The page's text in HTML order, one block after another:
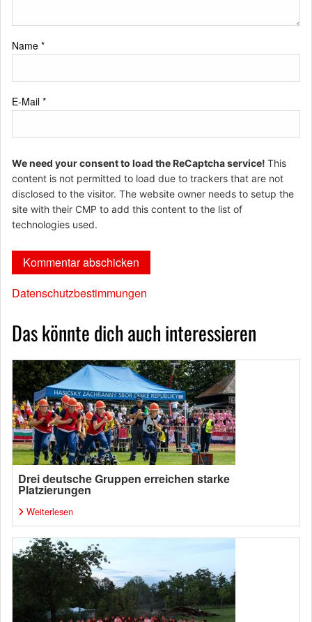
Name *
E-Mail *
We need your consent to load the ReCaptcha service! This
content is not permitted to load due to trackers that are not
disclosed to the visitor. The website owner needs to setup the
site with their CMP to add this content to the list of
technologies used.
Datenschutzbestimmungen
Das könnte dich auch interessieren
Drei deutsche Gruppen erreichen starke
Platzierungen
Weiterlesen